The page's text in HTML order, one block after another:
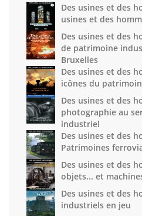
Des usines et des
usines et des
Des usines et des
de patrimoine
Bruxelles
Des usines et des
icônes du
Des usines et des
photographie au
industriel
Des usines et des
Patrimoines
Des usines et des
objets... et
Des usines et des
industriels en jeu